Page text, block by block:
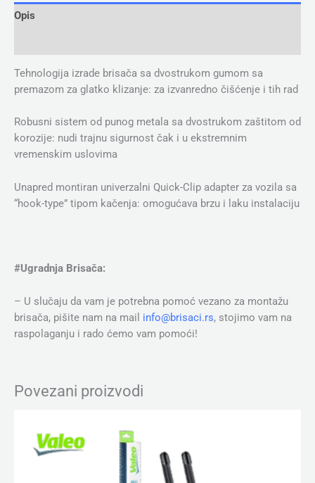
Opis
Tehnologija izrade brisača sa dvostrukom gumom sa
premazom za glatko klizanje: za izvanredno čišćenje i tih rad
Robusni sistem od punog metala sa dvostrukom zaštitom od
korozije: nudi trajnu sigurnost čak i u ekstremnim
vremenskim uslovima
Unapred montiran univerzalni Quick-Clip adapter za vozila sa
“hook-type” tipom kačenja: omogućava brzu i laku instalaciju
#Ugradnja Brisača:
– U slučaju da vam je potrebna pomoć vezano za montažu
brisača, pišite nam na mail info@brisaci.rs, stojimo vam na
raspolaganju i rado ćemo vam pomoći!
Povezani proizvodi